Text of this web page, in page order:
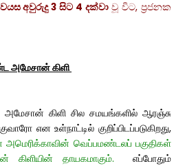
වයස අවුරුදු 3 සිට 4 දක්වාවූ විට, ප්‍රජනක
கிளி
கிளி சில சமயங்களில் ஆரஞ்சு
என உள்நாட்டில் குறிப்பிடப்படுகிறது,
வெப்பமண்டலப் பகுதிகள்
தாயகமாகும். எப்போதும்